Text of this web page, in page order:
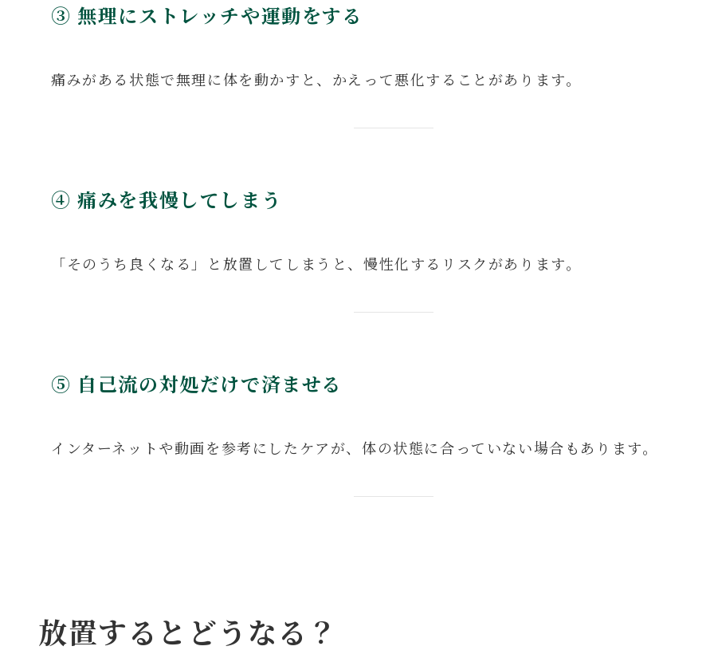
③ 無理にストレッチや運動をする
痛みがある状態で無理に体を動かすと、かえって悪化することがあります。
④ 痛みを我慢してしまう
「そのうち良くなる」と放置してしまうと、慢性化するリスクがあります。
⑤ 自己流の対処だけで済ませる
インターネットや動画を参考にしたケアが、体の状態に合っていない場合もあります。
放置するとどうなる？